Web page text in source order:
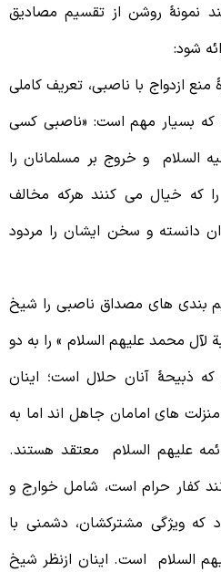
نمونۀ روشن از تقسیم مصادیق
شود:
ازدواج با ناصبی، تعریف کاملی
بسیار مهم است: «ناصبی کسی
و خروج بر مسلمانان را
که خیال می کنند هرکه مخالف
دانسته و سخن ایشان را مردود
های مصداق ناصبی را شیخ
محمد علیهم السلام » را به دو
آنان حلال است؛ اینان
های امامان جاهل اند اما به
علیهم السلام معتقد هستند.
کفار حرام است، شامل خوارج و
ویژگی مشترکشان، دشمنی با
السلام است. اینان ازنظر شیخ